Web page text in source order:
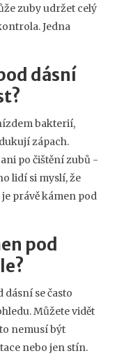
zuby udržet celý
Jedna
dásní
bakterií,
zápach.
po čištění zubů -
lidí si myslí, že
právě kámen pod
pod
dásní se často
Můžete vidět
nemusí být
nebo jen stín.